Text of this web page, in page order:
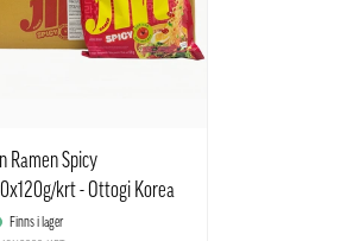
Ramen Spicy
krt - Ottogi Korea
Finns i lager